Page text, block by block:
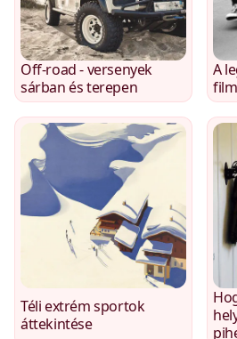
Off-road - versenyek
sárban és terepen
A
Téli extrém sportok
áttekintése